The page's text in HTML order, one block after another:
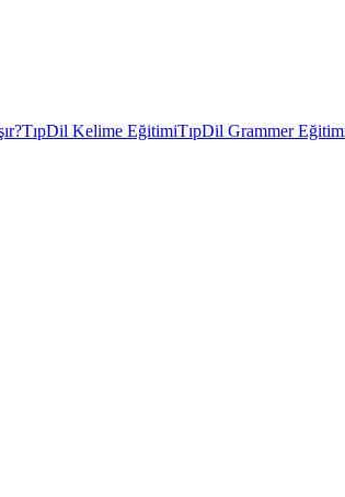
TıpDil Kelime EğitimiTıpDil Grammer